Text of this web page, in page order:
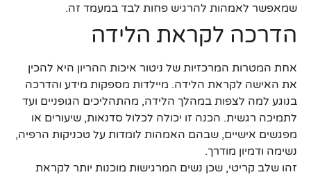
שמאפשר לאמהות להרגיש פחות לבד במעמד זה.
הדרכה לקראת הלידה
אחת המטרות המרכזיות של ניטור איכות ההריון היא להכין
את האישה לקראת הלידה. מיילדות מספקות מידע והדרכה
בנוגע למה לצפות במהלך הלידה, מהתהליכים הגופניים ועד
לתמיכה רגשית. הכנה זו יכולה לכלול סדנאות, שיעורים או
מפגשים אישיים, שבהם האמהות לומדות על טכניקות הרפיה,
נשימה ודמיון מודרך.
זהו שלב קריטי, שכן נשים המרגישות מוכנות יותר לקראת